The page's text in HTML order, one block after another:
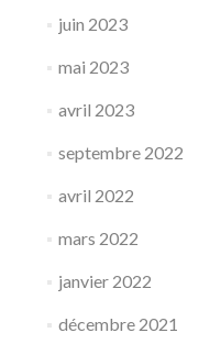
juin 2023
mai 2023
avril 2023
septembre 2022
avril 2022
mars 2022
janvier 2022
décembre 2021